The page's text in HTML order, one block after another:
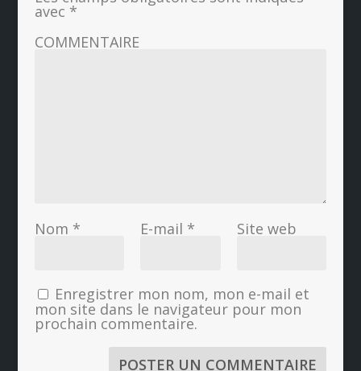
avec *
COMMENTAIRE
Nom * E-mail * Site web
Enregistrer mon nom, mon e-mail et
mon site dans le navigateur pour mon
prochain commentaire.